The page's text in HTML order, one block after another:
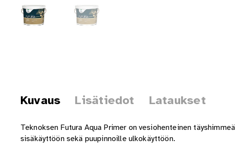
Kuvaus Lisätiedot Lataukset
Teknoksen Futura Aqua Primer on vesiohenteinen
sisäkäyttöön sekä puupinnoille ulkokäyttöön.